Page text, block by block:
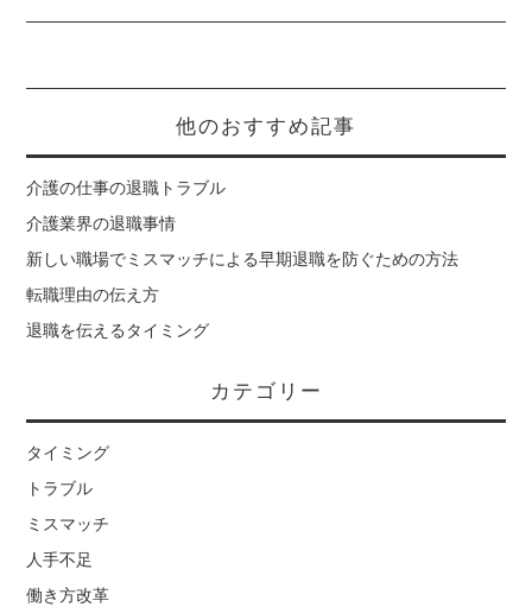
他のおすすめ記事
介護の仕事の退職トラブル
介護業界の退職事情
新しい職場でミスマッチによる早期退職を防ぐための方法
転職理由の伝え方
退職を伝えるタイミング
カテゴリー
タイミング
トラブル
ミスマッチ
人手不足
働き方改革